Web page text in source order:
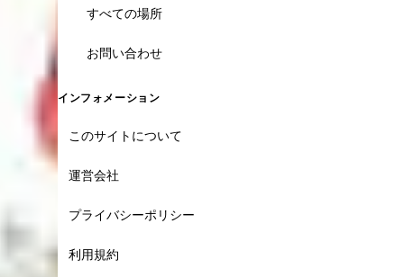
すべての場所
お問い合わせ
インフォメーション
このサイトについて
運営会社
プライバシーポリシー
利用規約